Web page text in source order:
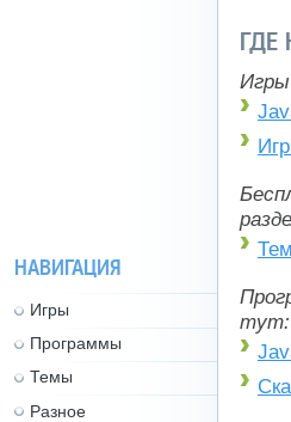
ГДЕ
Игры
тут:
НАВИГАЦИЯ
Игры
Программы
Темы
Разное